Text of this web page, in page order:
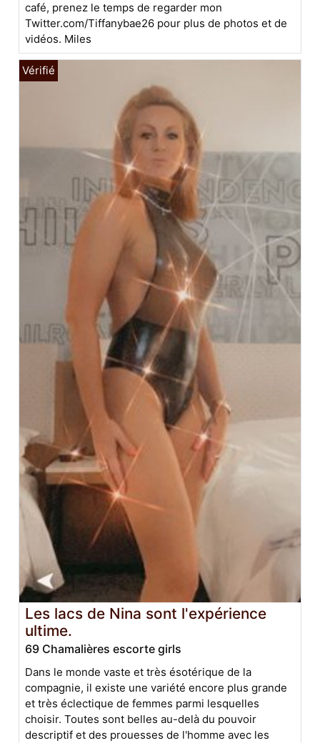
café, prenez le temps de regarder mon
Twitter.com/Tiffanybae26 pour plus de photos et de
vidéos. Miles
Les lacs de Nina sont l'expérience
ultime.
69 Chamalières escorte girls
Dans le monde vaste et très ésotérique de la
compagnie, il existe une variété encore plus grande
et très éclectique de femmes parmi lesquelles
choisir. Toutes sont belles au-delà du pouvoir
descriptif et des prouesses de l'homme avec les